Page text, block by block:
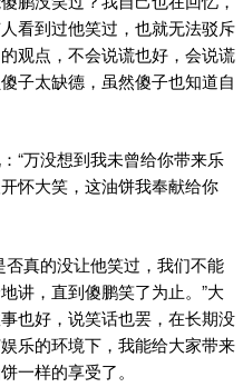
看到过他笑过，也就无法驳斥
观点，不会说谎也好，会说谎
子太缺德，虽然傻子也知道自
“万没想到我未曾给你带来乐
怀大笑，这油饼我奉献给你
真的没让他笑过，我们不能
讲，直到傻鹏笑了为止。”大
也好，说笑话也罢，在长期没
乐的环境下，我能给大家带来
一样的享受了。